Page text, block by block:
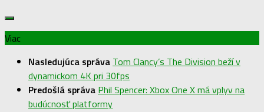
Viac
Nasledujúca správa Tom Clancy’s The Division beží v
dynamickom 4K pri 30fps
Predošlá správa Phil Spencer: Xbox One X má vplyv na
budúcnosť platformy